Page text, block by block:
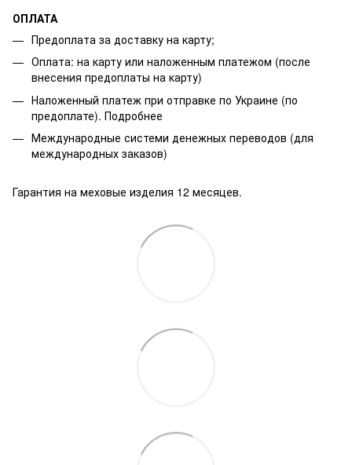
ОПЛАТА
Предоплата за доставку на карту;
Оплата: на карту или наложенным платежом (после
внесения предоплаты на карту)
Наложенный платеж при отправке по Украине (по
предоплате). Подробнее
Международные системи денежных переводов (для
международных заказов)
Гарантия на меховые изделия 12 месяцев.